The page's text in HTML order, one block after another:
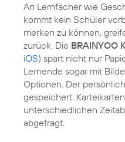
An Lernfächer wie
kommt kein Schüler
merken zu können,
zurück. Die BRAINYOO
iOS) spart nicht nur
Lernende sogar mit
Optionen. Der
gespeichert.
unterschiedlichen
abgefragt.